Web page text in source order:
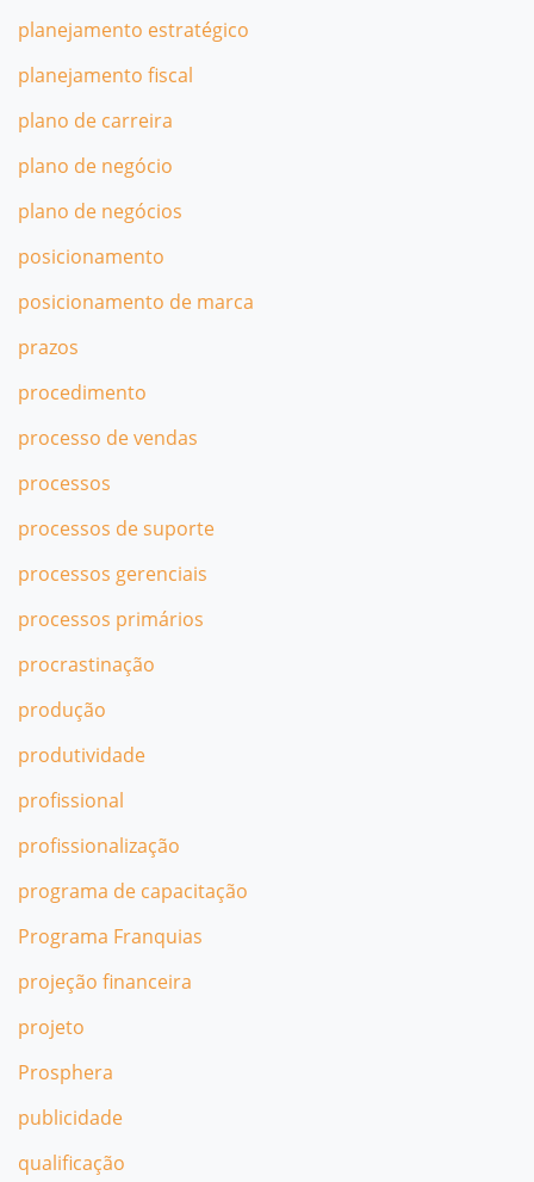
planejamento estratégico
planejamento fiscal
plano de carreira
plano de negócio
plano de negócios
posicionamento
posicionamento de marca
prazos
procedimento
processo de vendas
processos
processos de suporte
processos gerenciais
processos primários
procrastinação
produção
produtividade
profissional
profissionalização
programa de capacitação
Programa Franquias
projeção financeira
projeto
Prosphera
publicidade
qualificação